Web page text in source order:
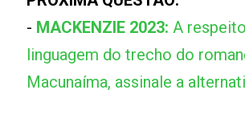
- MACKENZIE 2023:A
linguagem do trecho do
Macunaíma, assinale a